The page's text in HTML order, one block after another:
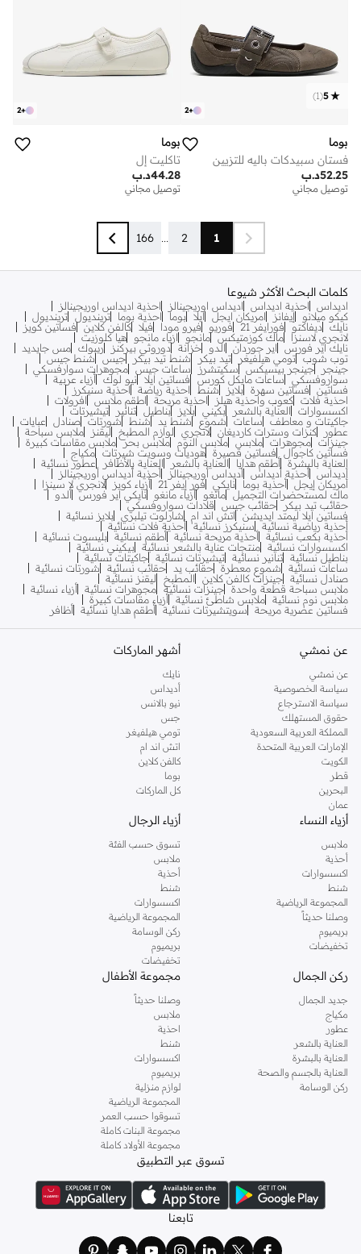
+
2
5
(
1
)
بوما
فستان سبيدكات باليه للتزيين
د.ب52.25
توصيل مجاني
+
2
بوما
تاكليت إل
د.ب44.28
توصيل مجاني
1
2
...
166
كلمات البحث الأكثر شيوعا
اديداس احذية اديداس اديداس اوريجينالز
احذية اديداس اوريجينالز
كيكو ميلانو
إيفانز امريكان ايجل ايلا بوما احذية بوما ترينديول ترينديول
نايك ديفاكتو فورايفر 21 فوريو فيرو مودا فيلا كالفن كلاين فساتين كويز
لانجري لاسنزا
ماك كوزمتيكس مانجو ازياء مانجو
هيا كلوزيت
نايك اير فورس
اير جوردان الدو خزانة دوروثي بيركنز ريبوك مس جايديد
توب شوب تومي هيلفيغر تيد بيكر شنط تيد بيكر جيس
شنط جيس
جينجر
جينجر بيسيكس سكيتشرز ساعات جيس مجوهرات سوارفسكي
سواروفسكي
ساعات مايكل كورس فساتين ايلا نيو لوك أزياء عربية
فساتين
فساتين سهرة بلايز شنط احذية رياضة
احذية سنيكرز
احذية فلات كعوب واحذية هيلز احذية مريحة اطقم ملابس
افرولات
اكسسوارات
العناية بالشعر بكيني بلايز بناطيل تنانير
تيشيرتات
جاكيتات و معاطف
ساعات شموع شنط يد شنط شورتات صنادل
عبايات
عطور
كنزات وسترات كارديغان لانجري لوازم المطبخ ليقنز
ملابس سباحة
جينزات مجوهرات ملابس ملابس النوم ملابس بحر ملابس مقاسات كبيرة
فساتين كاجوال
فساتين قصيرة هوديات وسويت شيرتات مكياج
العناية بالبشرة أطقم هدايا العناية بالشعر العناية بالأظافر
عطور نسائية
أديداس أحذية أديداس أديداس أوريجينالز
أحذية أديداس أوريجينالز
أمريكان إيجل أحذية بوما نايكي فور إيفر 21 أزياء كويز
لانجري لا سينزا
ماك لمستحضرات التجميل مانغو أزياء مانغو نايكي اير فورس ألدو
حقائب تيد بيكر
حقائب جيس
قلادات سواروفسكي
فساتين ايلا ليمتد ايديشن
اتش اند ام شارلوت تيلبري بلايز نسائية
أحذية رياضية نسائية
سنيكرز نسائية أحذية فلات نسائية
أحذية بكعب نسائية أحذية مريحة نسائية أطقم نسائية بليسوت نسائية
اكسسوارات نسائية منتجات عناية بالشعر نسائية بيكيني نسائية
بناطيل نسائية تنانير نسائية تيشيرتات نسائية جاكيتات نسائية
ساعات نسائية
شموع معطرة حقائب يد حقائب نسائية
شورتات نسائية
صنادل نسائية جينزات كالفن كلاين المطبخ
ليقنز نسائية
ملابس سباحة قطعة واحدة جينزات نسائية مجوهرات نسائية أزياء نسائية
ملابس نوم نسائية ملابس شاطئ نسائية أزياء مقاسات كبيرة
فساتين عصرية مريحة
سويتشيرتات نسائية أطقم هدايا نسائية أظافر
عن نمشي
عن نمشي
سياسة الخصوصية
سياسة الاسترجاع
حقوق المستهلك
المملكة العربية السعودية
الإمارات العربية المتحدة
الكويت
قطر
البحرين
عمان
أشهر الماركات
نايك
أديداس
نيو بالانس
جس
تومي هيلفيغر
اتش اند ام
كالفن كلاين
بوما
كل الماركات
أزياء النساء
ملابس
أحذية
اكسسوارات
شنط
المجموعة الرياضية
وصلنا حديثاً
بريميوم
تخفيضات
أزياء الرجال
تسوق حسب الفئة
ملابس
أحذية
شنط
اكسسوارات
المجموعة الرياضية
ركن الوسامة
بريميوم
تخفيضات
ركن الجمال
جديد الجمال
مكياج
عطور
العناية بالشعر
العناية بالبشرة
العناية بالجسم والصحة
ركن الوسامة
مجموعة الأطفال
وصلنا حديثاً
ملابس
احذية
شنط
اكسسوارات
بريميوم
لوازم منزلية
المجموعة الرياضية
تسوقوا حسب العمر
مجموعة البنات كاملة
مجموعة الأولاد كاملة
تسوق عبر التطبيق
تابعنا